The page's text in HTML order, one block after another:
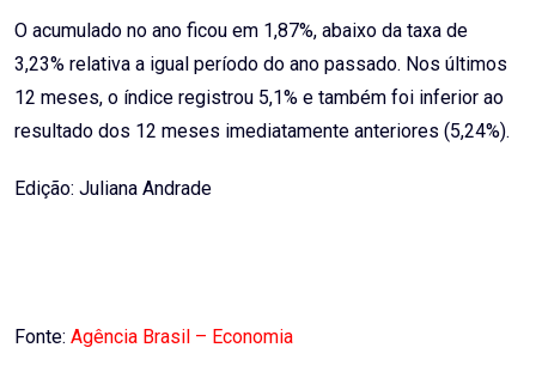
O acumulado no ano ficou em 1,87%, abaixo da taxa de
3,23% relativa a igual período do ano passado. Nos últimos
12 meses, o índice registrou 5,1% e também foi inferior ao
resultado dos 12 meses imediatamente anteriores (5,24%).
Edição: Juliana Andrade
Fonte: Agência Brasil – Economia